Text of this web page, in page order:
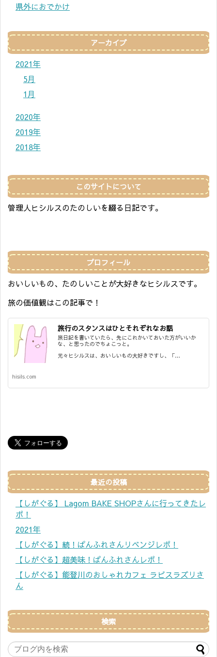
県外におでかけ
アーカイブ
2021年
5月
1月
2020年
2019年
2018年
このサイトについて
管理人ヒシルスのたのしいを綴る日記です。
プロフィール
おいしいもの、たのしいことが大好きなヒシルスです。
旅の価値観はこの記事で！
旅行のスタンスはひとそれぞれなお話
旅日記を書いていたら、先にこれかいておいた方がいいか
な、と思ったのでちょこっと。
元々ヒシルスは、おいしいもの大好きですし、「…
hisils.com
最近の投稿
【しがぐる】 Lagom BAKE SHOPさんに行ってきたレ
ポ！
2021年
【しがぐる】続！ぱんふれさんリベンジレポ！
【しがぐる】超美味！ぱんふれさんレポ！
【しがぐる】能登川のおしゃれカフェ ラピスラズリさ
ん
検索